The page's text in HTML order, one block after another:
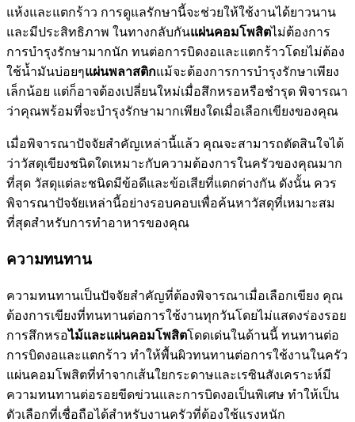
แห้งและแตกร้าว การดูแลรักษานี้จะช่วยให้ใช้งานได้ยาวนาน
และมีประสิทธิภาพ ในทางกลับกันแผ่นคอมโพสิตไม่ต้องการ
การบำรุงรักษามากนัก ทนต่อการบิดงอและแตกร้าวโดยไม่ต้อง
ใช้น้ำมันบ่อยๆแผ่นพลาสติกแม้จะต้องการการบำรุงรักษาเพียง
เล็กน้อย แต่ก็อาจต้องเปลี่ยนใหม่เมื่อสึกหรอหรือชำรุด พิจารณา
ว่าคุณพร้อมที่จะบำรุงรักษามากเพียงใดเมื่อเลือกเขียงของคุณ
เมื่อพิจารณาปัจจัยสำคัญเหล่านี้แล้ว คุณจะสามารถตัดสินใจได้
ว่าวัสดุเขียงชนิดใดเหมาะกับความต้องการในครัวของคุณมาก
ที่สุด วัสดุแต่ละชนิดมีข้อดีและข้อเสียที่แตกต่างกัน ดังนั้น ควร
พิจารณาปัจจัยเหล่านี้อย่างรอบคอบเพื่อค้นหาวัสดุที่เหมาะสม
ที่สุดสำหรับการทำอาหารของคุณ
ความทนทาน
ความทนทานเป็นปัจจัยสำคัญที่ต้องพิจารณาเมื่อเลือกเขียง คุณ
ต้องการเขียงที่ทนทานต่อการใช้งานทุกวันโดยไม่แสดงร่องรอย
การสึกหรอไม้และแผ่นคอมโพสิตโดดเด่นในด้านนี้ ทนทานต่อ
การบิดงอและแตกร้าว ทำให้พื้นผิวทนทานต่อการใช้งานในครัว
แผ่นคอมโพสิตที่ทำจากเส้นใยกระดาษและเรซินสังเคราะห์มี
ความทนทานต่อรอยขีดข่วนและการบิดงอเป็นพิเศษ ทำให้เป็น
ตัวเลือกที่เชื่อถือได้สำหรับงานครัวที่ต้องใช้แรงหนัก